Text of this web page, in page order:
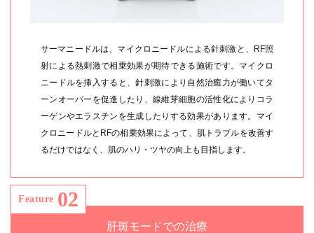
サーマニードルは、マイクロニードルによる針刺激と、RF照
射による熱刺激で相乗効果が期待できる施術です。マイクロ
ニードルを挿入すると、針刺激により自然治癒力が働いてタ
ーンオーバーを促進したり、線維芽細胞の活性化によりコラ
ーゲンやエラスチンを生成したりする効果があります。マイ
クロニードルとRFの相乗効果によって、肌トラブルを改善す
るだけではなく、肌のハリ・ツヤの向上も目指します。
Feature 02
肝斑モードでの治療